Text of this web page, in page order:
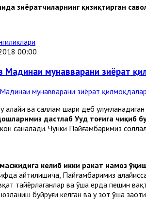
зиёратчиларнинг қизиқтирган
00:00
мунавварани зиёрат
алайҳи ва саллам шаҳри деб
дастлаб Уҳуд тоғига чиқиб
саналади. Чунки Пайғамбаримиз
келиб икки ракат намоз
айтилишича, Пайғамбаримиз
тайёрлаганлар ва ўша ерда пешин
буйруғи келган ва у зот ўша